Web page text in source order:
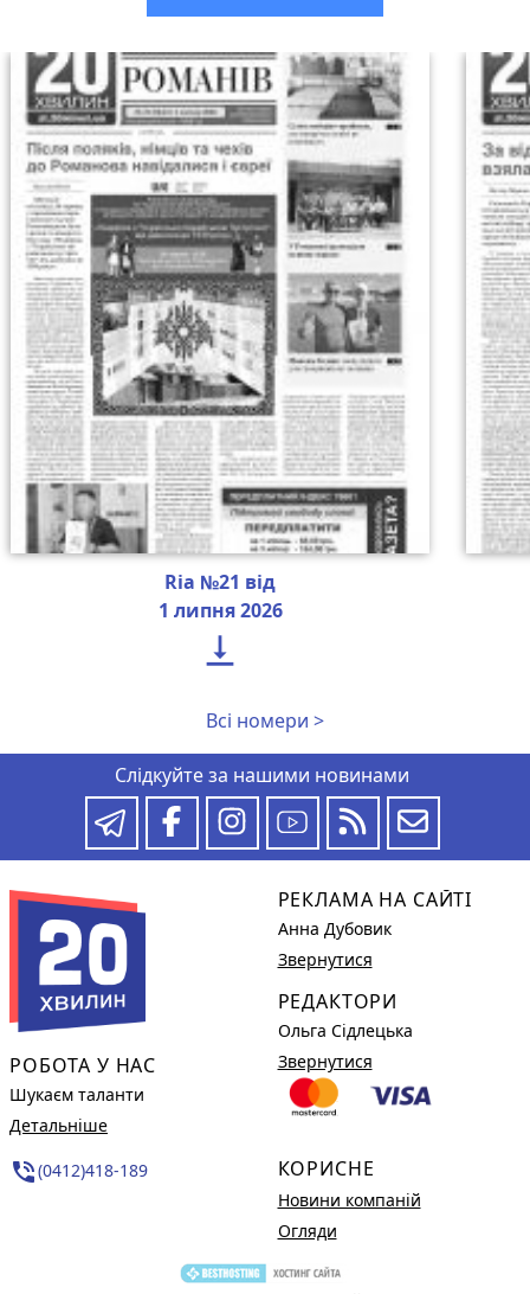
Ria №21 від
1 липня 2026

Всі номери >
Слідкуйте за нашими новинами
РОБОТА У НАС
Шукаєм таланти
Детальніше
phone_in_talk(0412)418-189
РЕКЛАМА НА САЙТІ
Анна Дубовик
Звернутися
РЕДАКТОРИ
Ольга Сідлецька
Звернутися
КОРИСНЕ
Новини компаній
Огляди